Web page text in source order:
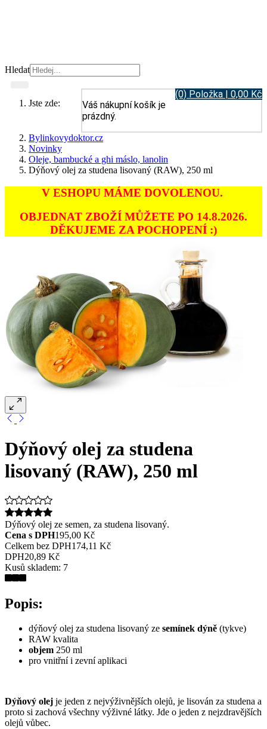
Hledat
(0) Položka | 0,00 Kč
Váš nákupní košík je
prázdný.
Jste zde:
Bylinkovydoktor.cz
Novinky
Oleje, bambucké a ghi máslo, lanolin
Dýňový olej za studena lisovaný (RAW), 250 ml
V ESHOPU MÁME DOVOLENOU.
OBJEDNAT ZBOŽÍ MŮŽETE PO 14.8.2026.
DĚKUJEME ZA POCHOPENÍ :)
Dýňový olej za studena
lisovaný (RAW), 250 ml
Dýňový olej ze semen, za studena lisovaný.
Cena s DPH195,00 Kč
Celkem bez DPH174,11 Kč
DPH20,89 Kč
Kusů skladem: 7
Popis:
dýňový olej za studena lisovaný ze semínek dýně (tykve)
RAW kvalita
objem 250 ml
pro vnitřní i zevní aplikaci
Dýňový olej je jeden z nejvýživnějších olejů, je lisován za studena a
proto si zachová všechny výživné látky. Jde o jeden z nejzdravějších
olejů vůbec.